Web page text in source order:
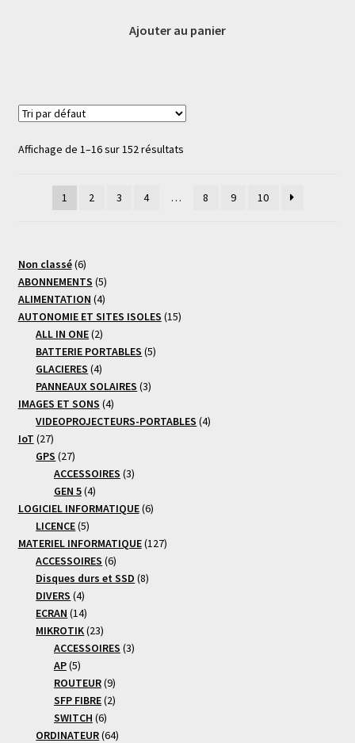
Ajouter au panier
Affichage de 1–16 sur 152 résultats
1 2 3 4 … 8 9 10
Non classé 66
produits
ABONNEMENTS 55
produits
ALIMENTATION 44
produits
AUTONOMIE ET SITES ISOLES 1515
ALL IN ONE 22
produits
BATTERIE PORTABLES 55
GLACIERES 44
produits
PANNEAUX SOLAIRES 33
IMAGES ET SONS 44
produits
VIDEOPROJECTEURS-PORTABLES 44
IoT 2727
produits
GPS 2727
produits
ACCESSOIRES 33
GEN 5 44
produits
LOGICIEL INFORMATIQUE 66
LICENCE 55
produits
MATERIEL INFORMATIQUE 127127
ACCESSOIRES 66
produits
Disques durs et SSD 88
DIVERS 44
produits
ECRAN 1414
produits
MIKROTIK 2323
produits
ACCESSOIRES 33
AP 55
produits
ROUTEUR 99
produits
SFP FIBRE 22
SWITCH 66
produits
ORDINATEUR 6464